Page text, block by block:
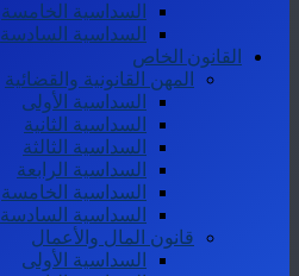
السداسية الخامسة
السداسية السادسة
القانون الخاص
المهن القانونية والقضائية
السداسية الأولى
السداسية الثانية
السداسية الثالثة
السداسية الرابعة
السداسية الخامسة
السداسية السادسة
قانون المال والأعمال
السداسية الأولى